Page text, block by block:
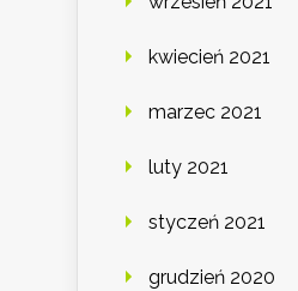
kwiecień 2021
marzec 2021
luty 2021
styczeń 2021
grudzień 2020